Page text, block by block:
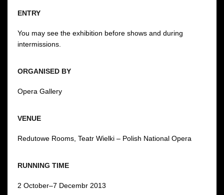
RUNNING TIME
2 October–7 Decembr 2013
VENUE
Redutowe Rooms, Teatr Wielki – Polish National Opera
ORGANISED BY
Opera Gallery
ENTRY
You may see the exhibition before shows and during
intermissions.